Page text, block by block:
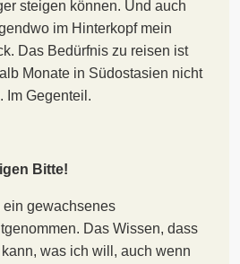
steigen können. Und auch
im Hinterkopf mein
Das Bedürfnis zu reisen ist
Monate in Südostasien nicht
Im Gegenteil.
Bitte!
gewachsenes
Das Wissen, dass
was ich will, auch wenn